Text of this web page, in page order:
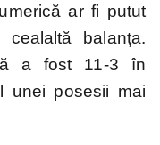
ar fi putut
balanța.
a fost 11-3 în
unei posesii mai